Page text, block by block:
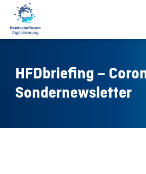
HFDbriefing –
Sondernewsletter